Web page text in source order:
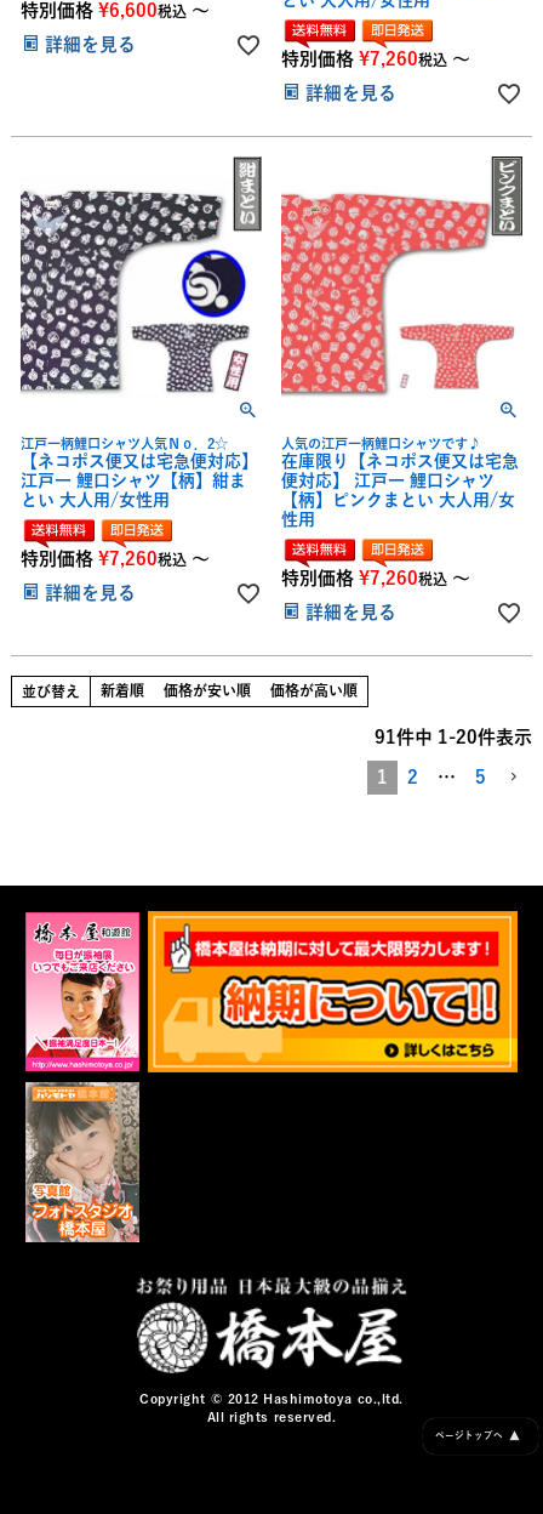
特別価格 ¥6,600税込 〜
詳細を見る
特別価格 ¥7,260税込 〜
詳細を見る
江戸一柄鯉口シャツ人気Ｎｏ．2☆
【ネコポス便又は宅急便対応】
江戸一 鯉口シャツ【柄】紺ま
とい 大人用/女性用
特別価格 ¥7,260税込 〜
詳細を見る
人気の江戸一柄鯉口シャツです♪
在庫限り【ネコポス便又は宅急
便対応】 江戸一 鯉口シャツ
【柄】ピンクまとい 大人用/女
性用
特別価格 ¥7,260税込 〜
詳細を見る
並び替え 新着順 価格が安い順 価格が高い順
91件中 1-20件表示
1 2 … 5
ページトップへ ▲
Copyright © 2012 Hashimotoya co.,ltd.
All rights reserved.